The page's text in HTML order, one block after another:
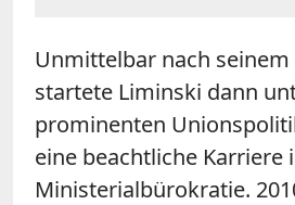
Unmittelbar nach seinem
startete Liminski dann
prominenten
eine beachtliche Karriere
Ministerialbürokratie.